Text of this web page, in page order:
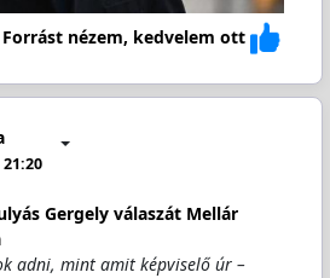
Forrást nézem, kedvelem ott
21:20
Gergely válaszát Mellár
adni, mint amit képviselő úr –